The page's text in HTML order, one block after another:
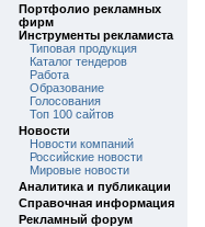
Портфолио рекламных
фирм
Инструменты рекламиста
Типовая продукция
Каталог тендеров
Работа
Образование
Голосования
Топ 100 сайтов
Новости
Новости компаний
Российские новости
Мировые новости
Аналитика и публикации
Справочная информация
Рекламный форум